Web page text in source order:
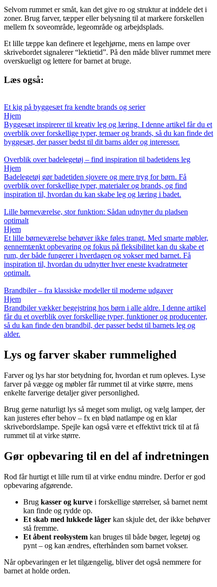
Selvom rummet er småt, kan det give ro og struktur at inddele det i
zoner. Brug farver, tæpper eller belysning til at markere forskellen
mellem fx soveområde, legeområde og arbejdsplads.
Et lille tæppe kan definere et legehjørne, mens en lampe over
skrivebordet signalerer “lektietid”. På den måde bliver rummet mere
overskueligt og lettere for barnet at bruge.
Læs også:
Et kig på byggesæt fra kendte brands og serier
Hjem
Byggesæt inspirerer til kreativ leg og læring. I denne artikel får du et
overblik over forskellige typer, temaer og brands, så du kan finde det
byggesæt, der passer bedst til dit barns alder og interesser.
Overblik over badelegetøj – find inspiration til badetidens leg
Hjem
Badelegetøj gør badetiden sjovere og mere tryg for børn. Få
overblik over forskellige typer, materialer og brands, og find
inspiration til, hvordan du kan skabe leg og læring i badet.
Lille børneværelse, stor funktion: Sådan udnytter du pladsen
optimalt
Hjem
Et lille børneværelse behøver ikke føles trangt. Med smarte møbler,
gennemtænkt opbevaring og fokus på fleksibilitet kan du skabe et
rum, der både fungerer i hverdagen og vokser med barnet. Få
inspiration til, hvordan du udnytter hver eneste kvadratmeter
optimalt.
Brandbiler – fra klassiske modeller til moderne udgaver
Hjem
Brandbiler vækker begejstring hos børn i alle aldre. I denne artikel
får du et overblik over forskellige typer, funktioner og producenter,
så du kan finde den brandbil, der passer bedst til barnets leg og
alder.
Lys og farver skaber rummelighed
Farver og lys har stor betydning for, hvordan et rum opleves. Lyse
farver på vægge og møbler får rummet til at virke større, mens
enkelte farverige detaljer giver personlighed.
Brug gerne naturligt lys så meget som muligt, og vælg lamper, der
kan justeres efter behov – fx en blød natlampe og en klar
skrivebordslampe. Spejle kan også være et effektivt trick til at få
rummet til at virke større.
Gør opbevaring til en del af indretningen
Rod får hurtigt et lille rum til at virke endnu mindre. Derfor er god
opbevaring afgørende.
Brug kasser og kurve i forskellige størrelser, så barnet nemt
kan finde og rydde op.
Et skab med lukkede låger kan skjule det, der ikke behøver
stå fremme.
Et åbent reolsystem kan bruges til både bøger, legetøj og
pynt – og kan ændres, efterhånden som barnet vokser.
Når opbevaringen er let tilgængelig, bliver det også nemmere for
barnet at holde orden.